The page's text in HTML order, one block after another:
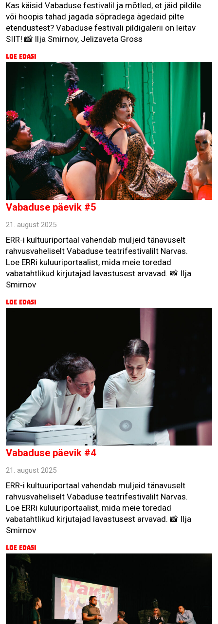
Kas käisid Vabaduse festivalil ja mõtled, et jäid pildile
või hoopis tahad jagada sõpradega ägedaid pilte
etendustest? Vabaduse festivali pildigalerii on leitav
SIIT! 📸 Ilja Smirnov, Jelizaveta Gross
Loe edasi
Vabaduse päevik #5
21. august 2025
ERR-i kultuuriportaal vahendab muljeid tänavuselt
rahvusvaheliselt Vabaduse teatrifestivalilt Narvas.
Loe ERRi kuluuriportaalist, mida meie toredad
vabatahtlikud kirjutajad lavastusest arvavad. 📸 Ilja
Smirnov
Loe edasi
Vabaduse päevik #4
21. august 2025
ERR-i kultuuriportaal vahendab muljeid tänavuselt
rahvusvaheliselt Vabaduse teatrifestivalilt Narvas.
Loe ERRi kuluuriportaalist, mida meie toredad
vabatahtlikud kirjutajad lavastusest arvavad. 📸 Ilja
Smirnov
Loe edasi